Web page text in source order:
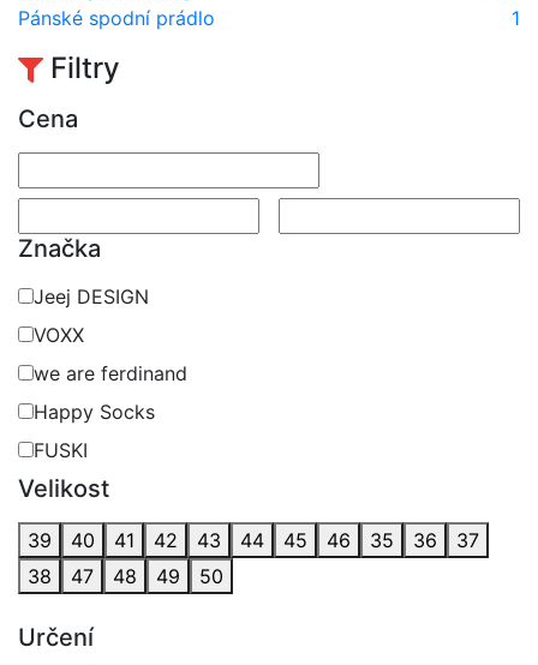
Pánské spodní prádlo
1
Filtry
Cena
Značka
Jeej DESIGN
VOXX
we are ferdinand
Happy Socks
FUSKI
Velikost
39 40 41 42 43 44 45 46 35 36
37
38
47 48 49 50
Určení